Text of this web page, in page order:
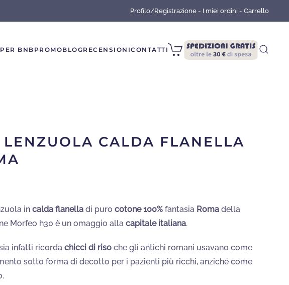
Profilo/Registrazione - I miei ordini - Carrello
BNBPROMOBLOGRECENSIONICONTATTI
LENZUOLA CALDA FLANELLA
in calda flanella di puro cotone 100% fantasia Roma della
Morfeo h30 è un omaggio alla capitale italiana.
infatti ricorda chicci di riso che gli antichi romani usavano come
sotto forma di decotto per i pazienti più ricchi, anziché come